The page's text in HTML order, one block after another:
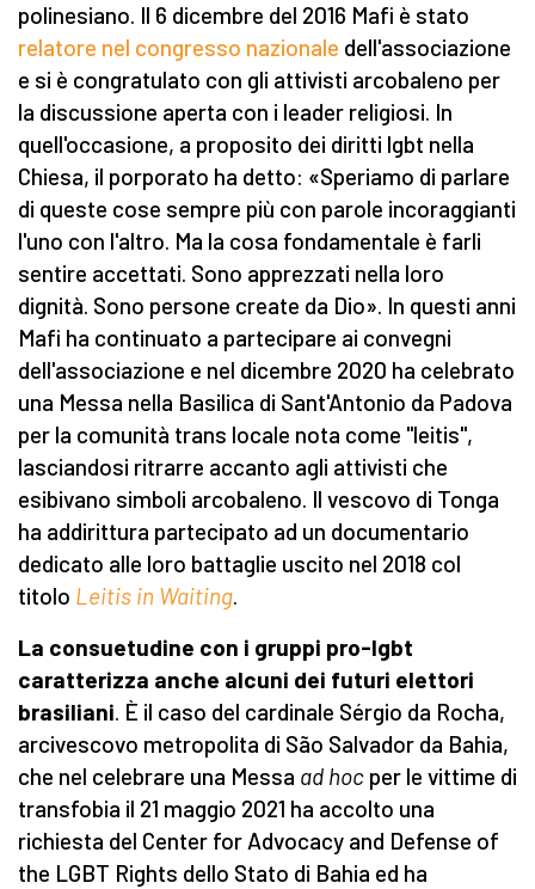
polinesiano. Il 6 dicembre del 2016 Mafi è stato
relatore nel congresso nazionale dell'associazione
e si è congratulato con gli attivisti arcobaleno per
la discussione aperta con i leader religiosi. In
quell'occasione, a proposito dei diritti lgbt nella
Chiesa, il porporato ha detto: «Speriamo di parlare
di queste cose sempre più con parole incoraggianti
l'uno con l'altro. Ma la cosa fondamentale è farli
sentire accettati. Sono apprezzati nella loro
dignità. Sono persone create da Dio». In questi anni
Mafi ha continuato a partecipare ai convegni
dell'associazione e nel dicembre 2020 ha celebrato
una Messa nella Basilica di Sant'Antonio da Padova
per la comunità trans locale nota come "leitis",
lasciandosi ritrarre accanto agli attivisti che
esibivano simboli arcobaleno. Il vescovo di Tonga
ha addirittura partecipato ad un documentario
dedicato alle loro battaglie uscito nel 2018 col
titolo Leitis in Waiting.
La consuetudine con i gruppi pro-lgbt
caratterizza anche alcuni dei futuri elettori
brasiliani. È il caso del cardinale Sérgio da Rocha,
arcivescovo metropolita di São Salvador da Bahia,
che nel celebrare una Messa ad hoc per le vittime di
transfobia il 21 maggio 2021 ha accolto una
richiesta del Center for Advocacy and Defense of
the LGBT Rights dello Stato di Bahia ed ha